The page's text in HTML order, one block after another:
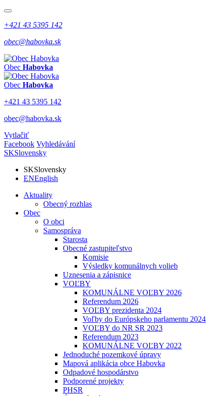
+421 43 5395 142
obec@habovka.sk
Obec Habovka
Obec Habovka
+421 43 5395 142
obec@habovka.sk
Vytlačiť
Facebook Vyhledávání
SKSlovensky
SKSlovensky
ENEnglish
Aktuality
Obecný rozhlas
Obec
O obci
Samospráva
Starosta
Obecné zastupiteľstvo
Komisie
Výsledky komunálnych volieb
Uznesenia a zápisnice
VOĽBY
KOMUNÁLNE VOĽBY 2026
Referendum 2026
VOĽBY prezidenta 2024
Voľby do Európskeho parlamentu 2024
VOĽBY do NR SR 2023
Referendum 2023
KOMUNÁLNE VOĽBY 2022
Jednoduché pozemkové úpravy
Mapová aplikácia obce Habovka
Odpadové hospodárstvo
Podporené projekty
PHSR